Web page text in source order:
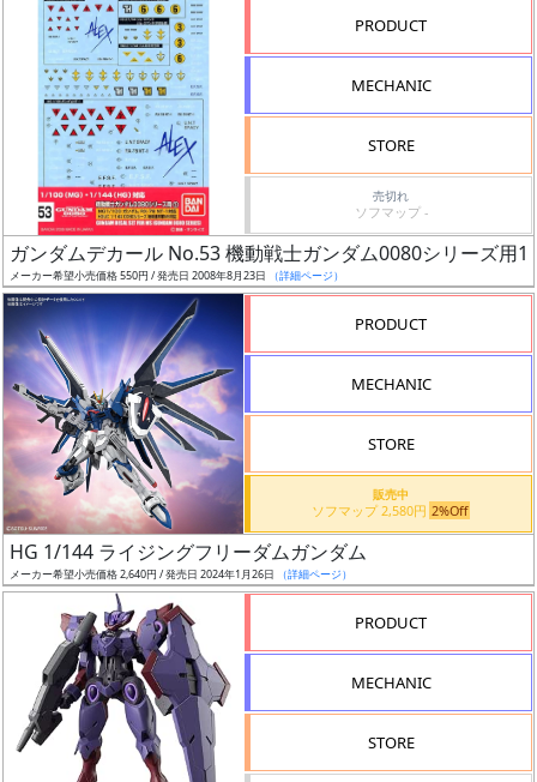
グ
レ
ー
ド
ス
ケ
ー
ル
PRODUCT
MECHANIC
STORE
売切れ
ソフマップ -
ガンダムデカール No.53 機動戦士ガンダム0080シリーズ用1
メーカー希望小売価格 550円 / 発売日 2008年8月23日 （詳細ページ）
PRODUCT
MECHANIC
STORE
販売中
ソフマップ 2,580円 2%Off
HG 1/144 ライジングフリーダムガンダム
メーカー希望小売価格 2,640円 / 発売日 2024年1月26日 （詳細ページ）
PRODUCT
MECHANIC
STORE